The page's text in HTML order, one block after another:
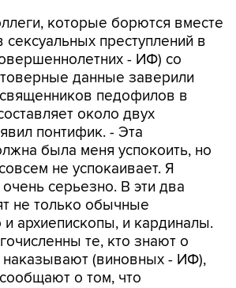
которые борются вместе
сексуальных преступлений в
- ИФ) со
данные заверили
педофилов в
около двух
понтифик. - Эта
была меня успокоить, но
не успокаивает. Я
очень серьезно. В эти два
не только обычные
архиепископы, и кардиналы.
те, кто знают о
(виновных - ИФ),
о том, что